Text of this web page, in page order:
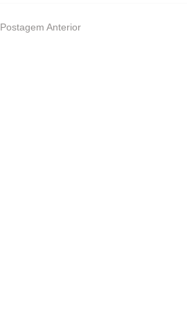
Postagem Anterior